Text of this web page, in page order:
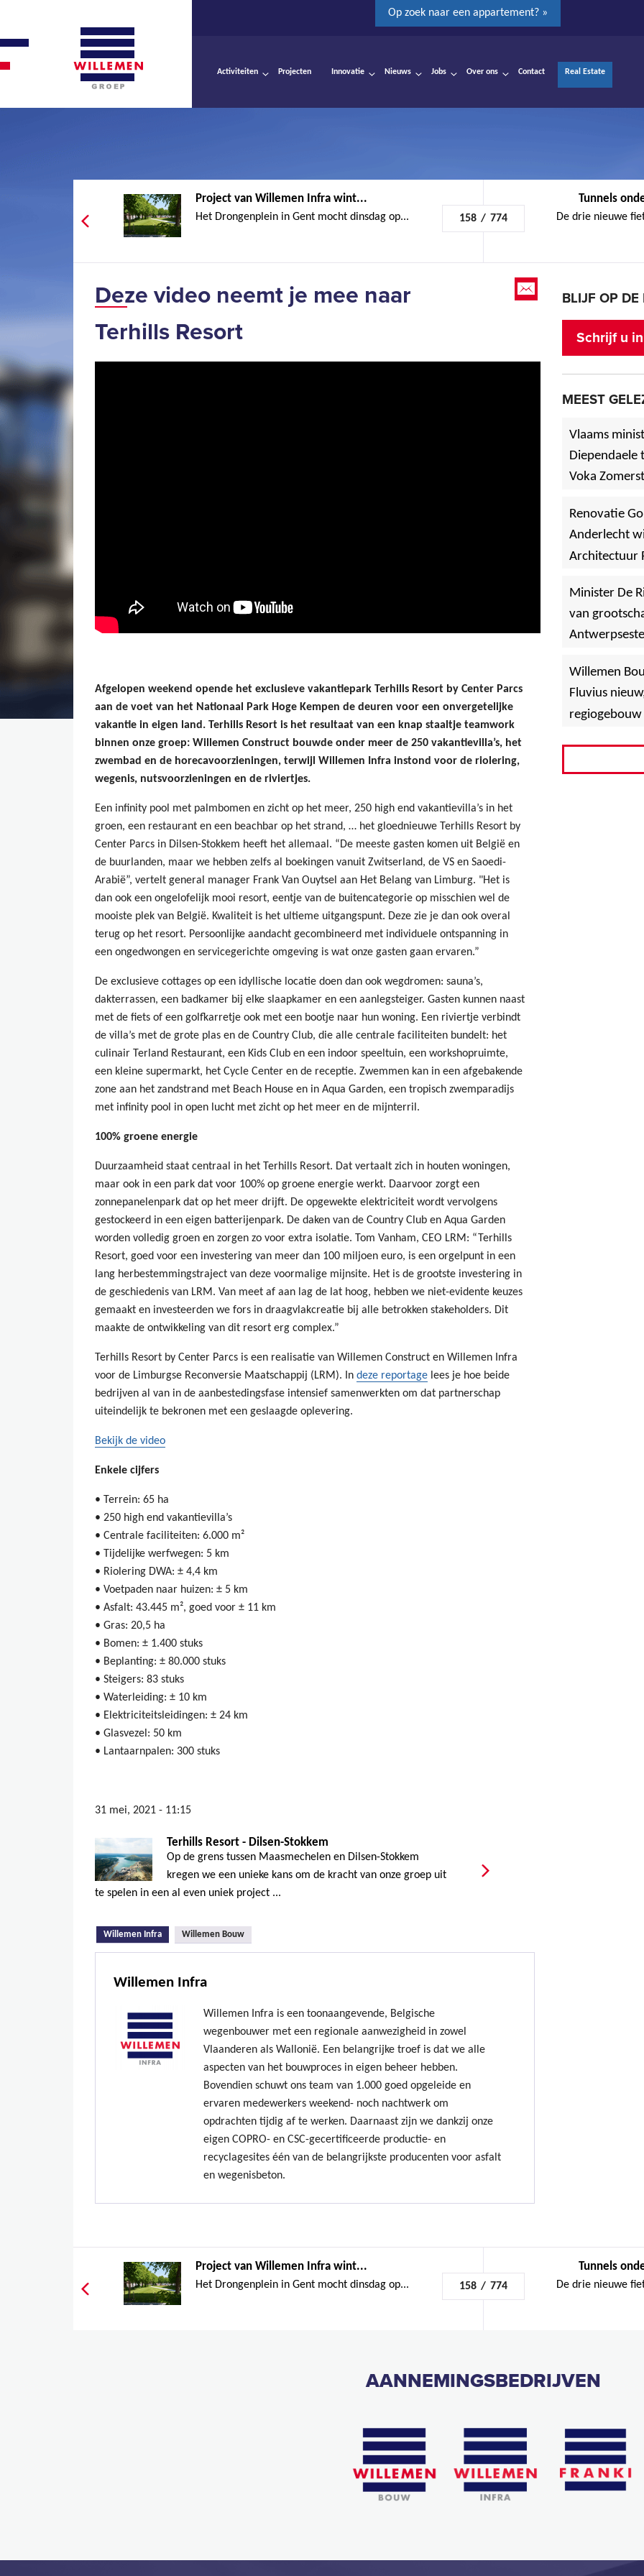
Op zoek naar een appartement? »
Activiteiten Projecten Innovatie Nieuws Jobs Over ons Contact Real Estate
Project van Willemen Infra wint...
Het Drongenplein in Gent mocht dinsdag op... 158 / 774
Tunnels
De drie nieuwe
Deze video neemt je mee naar
Terhills Resort
Afgelopen weekend opende het exclusieve vakantiepark Terhills Resort by Center Parcs
aan de voet van het Nationaal Park Hoge Kempen de deuren voor een onvergetelijke
vakantie in eigen land. Terhills Resort is het resultaat van een knap staaltje teamwork
binnen onze groep: Willemen Construct bouwde onder meer de 250 vakantievilla’s, het
zwembad en de horecavoorzieningen, terwijl Willemen Infra instond voor de riolering,
wegenis, nutsvoorzieningen en de riviertjes.
Een infinity pool met palmbomen en zicht op het meer, 250 high end vakantievilla’s in het
groen, een restaurant en een beachbar op het strand, … het gloednieuwe Terhills Resort by
Center Parcs in Dilsen-Stokkem heeft het allemaal. “De meeste gasten komen uit België en
de buurlanden, maar we hebben zelfs al boekingen vanuit Zwitserland, de VS en Saoedi-
Arabië”, vertelt general manager Frank Van Ouytsel aan Het Belang van Limburg. "Het is
dan ook een ongelofelijk mooi resort, eentje van de buitencategorie op misschien wel de
mooiste plek van België. Kwaliteit is het ultieme uitgangspunt. Deze zie je dan ook overal
terug op het resort. Persoonlijke aandacht gecombineerd met individuele ontspanning in
een ongedwongen en servicegerichte omgeving is wat onze gasten gaan ervaren.”
De exclusieve cottages op een idyllische locatie doen dan ook wegdromen: sauna’s,
dakterrassen, een badkamer bij elke slaapkamer en een aanlegsteiger. Gasten kunnen naast
met de fiets of een golfkarretje ook met een bootje naar hun woning. Een riviertje verbindt
de villa’s met de grote plas en de Country Club, die alle centrale faciliteiten bundelt: het
culinair Terland Restaurant, een Kids Club en een indoor speeltuin, een workshopruimte,
een kleine supermarkt, het Cycle Center en de receptie. Zwemmen kan in een afgebakende
zone aan het zandstrand met Beach House en in Aqua Garden, een tropisch zwemparadijs
met infinity pool in open lucht met zicht op het meer en de mijnterril.
100% groene energie
Duurzaamheid staat centraal in het Terhills Resort. Dat vertaalt zich in houten woningen,
maar ook in een park dat voor 100% op groene energie werkt. Daarvoor zorgt een
zonnepanelenpark dat op het meer drijft. De opgewekte elektriciteit wordt vervolgens
gestockeerd in een eigen batterijenpark. De daken van de Country Club en Aqua Garden
worden volledig groen en zorgen zo voor extra isolatie. Tom Vanham, CEO LRM: “Terhills
Resort, goed voor een investering van meer dan 100 miljoen euro, is een orgelpunt in een
lang herbestemmingstraject van deze voormalige mijnsite. Het is de grootste investering in
de geschiedenis van LRM. Van meet af aan lag de lat hoog, hebben we niet-evidente keuzes
gemaakt en investeerden we fors in draagvlakcreatie bij alle betrokken stakeholders. Dit
maakte de ontwikkeling van dit resort erg complex.”
Terhills Resort by Center Parcs is een realisatie van Willemen Construct en Willemen Infra
voor de Limburgse Reconversie Maatschappij (LRM). In deze reportage lees je hoe beide
bedrijven al van in de aanbestedingsfase intensief samenwerkten om dat partnerschap
uiteindelijk te bekronen met een geslaagde oplevering.
Bekijk de video
Enkele cijfers
• Terrein: 65 ha
• 250 high end vakantievilla’s
• Centrale faciliteiten: 6.000 m²
• Tijdelijke werfwegen: 5 km
• Riolering DWA: ± 4,4 km
• Voetpaden naar huizen: ± 5 km
• Asfalt: 43.445 m², goed voor ± 11 km
• Gras: 20,5 ha
• Bomen: ± 1.400 stuks
• Beplanting: ± 80.000 stuks
• Steigers: 83 stuks
• Waterleiding: ± 10 km
• Elektriciteitsleidingen: ± 24 km
• Glasvezel: 50 km
• Lantaarnpalen: 300 stuks
31 mei, 2021 - 11:15
Terhills Resort - Dilsen-Stokkem
Op de grens tussen Maasmechelen en Dilsen-Stokkem
kregen we een unieke kans om de kracht van onze groep uit
te spelen in een al even uniek project ...
Willemen Infra (actieve tabblad)
Willemen Bouw
Willemen Infra
Willemen Infra is een toonaangevende, Belgische
wegenbouwer met een regionale aanwezigheid in zowel
Vlaanderen als Wallonië. Een belangrijke troef is dat we alle
aspecten van het bouwproces in eigen beheer hebben.
Bovendien schuwt ons team van 1.000 goed opgeleide en
ervaren medewerkers weekend- noch nachtwerk om
opdrachten tijdig af te werken. Daarnaast zijn we dankzij onze
eigen COPRO- en CSC-gecertificeerde productie- en
recyclagesites één van de belangrijkste producenten voor asfalt
en wegenisbeton.
BLIJF OP DE
Schrijf u
MEEST
Vlaams
Voka
Renovatie
Anderlecht
Architectuur
Minister De
van
Willemen
Fluvius
Project van Willemen Infra wint...
Het Drongenplein in Gent mocht dinsdag op... 158 / 774
Tunnels
De drie nieuwe
AANNEMINGSBEDRIJVEN